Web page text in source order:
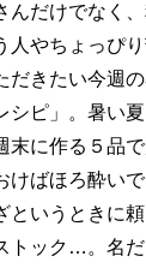
んだけでなく
やちょっぴ
だきたい今週
シピ」。暑い
末に作る５品
けばほろ酔い
というときに
トック…。名